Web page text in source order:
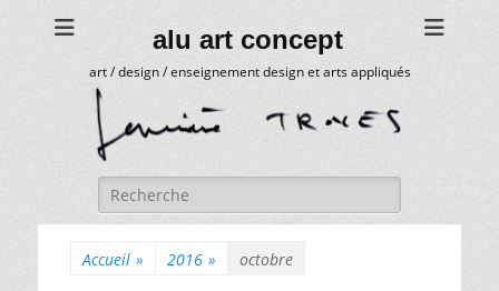
alu art concept
art / design / enseignement design et arts appliqués
Rechercher :
Accueil » 2016 » octobre